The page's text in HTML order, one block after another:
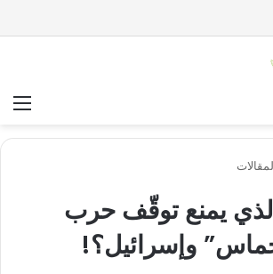
يمنع توقّف حرب
وإسرائيل؟!